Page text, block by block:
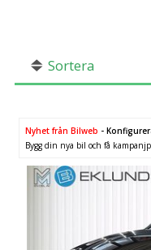
Län (alla)
Sortera
Nyhet från Bilweb -
Bygg din nya bil och få